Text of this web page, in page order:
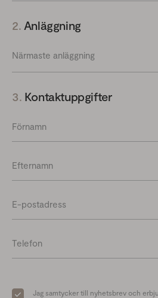
2. Anläggning
3. Kontaktuppgifter
Förnamn
Efternamn
E-postadress
Telefon
Jag samtycker till nyhetsbrev och